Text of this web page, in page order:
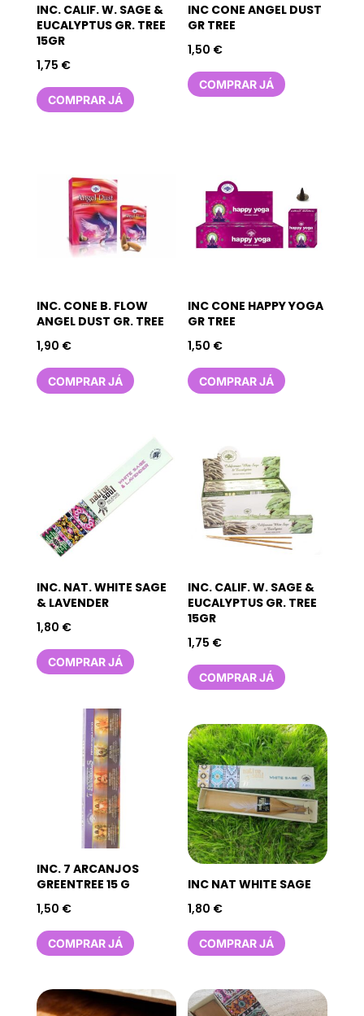
INC. CALIF. W. SAGE &
EUCALYPTUS GR. TREE
15GR
1,75 €
COMPRAR JÁ
INC CONE ANGEL DUST
GR TREE
1,50 €
COMPRAR JÁ
INC. CONE B. FLOW
ANGEL DUST GR. TREE
1,90 €
COMPRAR JÁ
INC CONE HAPPY YOGA
GR TREE
1,50 €
COMPRAR JÁ
INC. NAT. WHITE SAGE
& LAVENDER
1,80 €
COMPRAR JÁ
INC. CALIF. W. SAGE &
EUCALYPTUS GR. TREE
15GR
1,75 €
COMPRAR JÁ
INC. 7 ARCANJOS
GREENTREE 15 G
1,50 €
COMPRAR JÁ
INC NAT WHITE SAGE
1,80 €
COMPRAR JÁ